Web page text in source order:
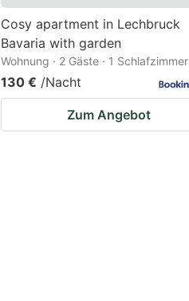
Cosy apartment in Lechbruck
Bavaria with garden
Wohnung · 2 Gäste · 1 Schlafzimmer
130 € /Nacht
Zum Angebot